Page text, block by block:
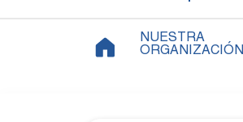
NUESTRA
ORGANIZACIÓN